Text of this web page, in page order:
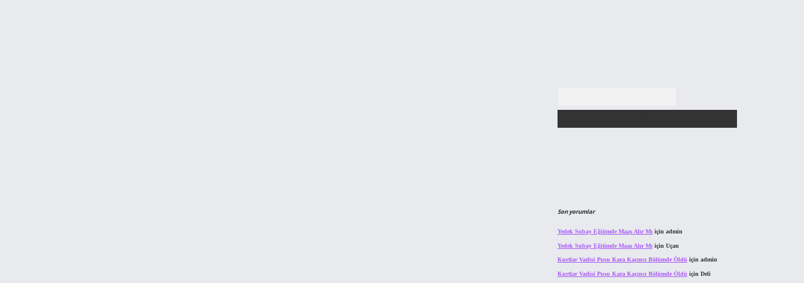
Son yorumlar
Yedek Subay Eğitimde Maaş Alır Mı için admin
Yedek Subay Eğitimde Maaş Alır Mı için Uçan
Kurtlar Vadisi Pusu Kara Kaçıncı Bölümde Öldü için admin
Kurtlar Vadisi Pusu Kara Kaçıncı Bölümde Öldü için Deli